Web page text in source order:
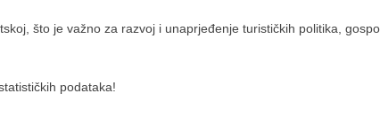
što je važno za razvoj i unaprjeđenje turističkih politika,
podataka!